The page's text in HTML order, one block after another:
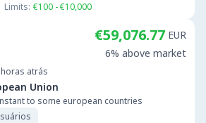
Limits: €100 - €10,000
atrás
Union
to some european countries
€59,076.77 EUR
6% above market